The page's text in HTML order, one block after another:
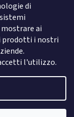
di
ai
prodotti i nostri
l'utilizzo.
Modifica delle